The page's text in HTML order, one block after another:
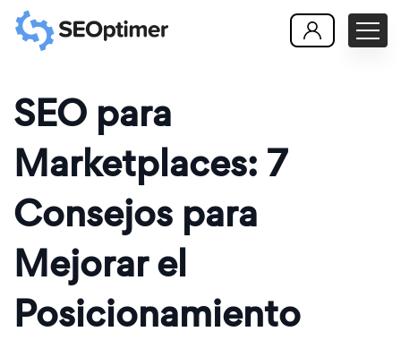
SEO para
Marketplaces: 7
Consejos para
Mejorar el
Posicionamiento